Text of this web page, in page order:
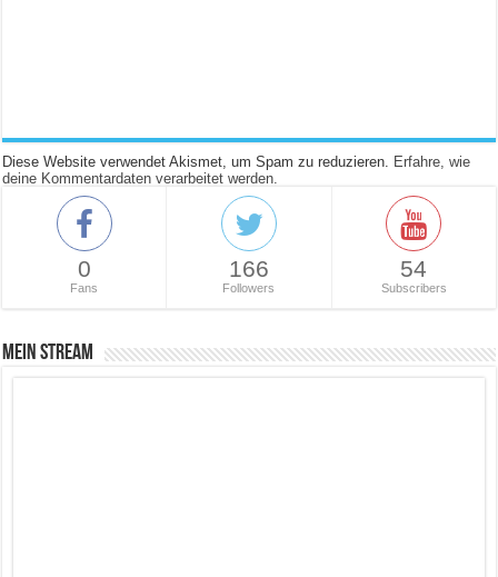
Diese Website verwendet Akismet, um Spam zu reduzieren.
Erfahre, wie
deine Kommentardaten verarbeitet werden.
0
Fans
166
Followers
54
Subscribers
Mein Stream